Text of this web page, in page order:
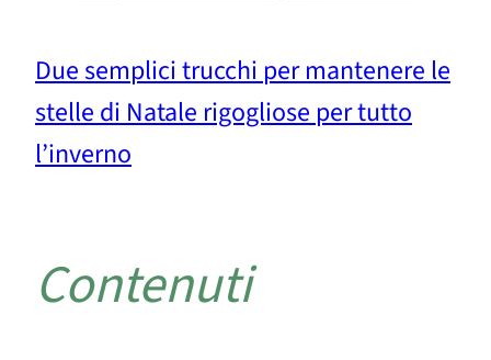
Due semplici trucchi per mantenere le
stelle di Natale rigogliose per tutto
l’inverno
Contenuti